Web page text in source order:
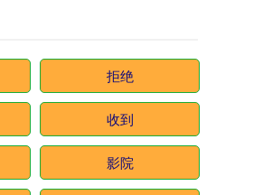
拒绝
收到
影院